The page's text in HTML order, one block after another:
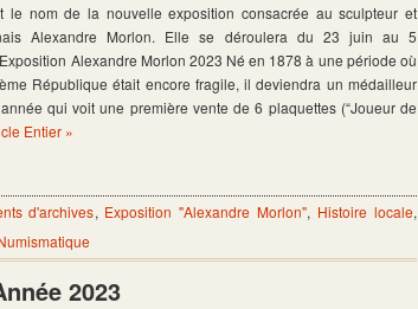
le nom de la nouvelle exposition consacrée au sculpteur et
Alexandre Morlon. Elle se déroulera du 23 juin au 5
Alexandre Morlon 2023 Né en 1878 à une période où
République était encore fragile, il deviendra un médailleur
qui voit une première vente de 6 plaquettes (“Joueur de
Entier »
d'archives, Exposition "Alexandre Morlon", Histoire locale,
2023